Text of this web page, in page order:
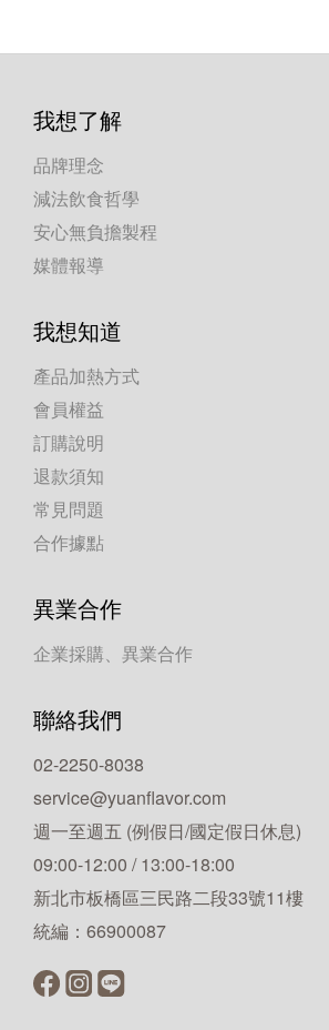
我想了解
品牌理念
減法飲食哲學
安心無負擔製程
媒體報導
我想知道
產品加熱方式
會員權益
訂購說明
退款須知
常見問題
合作據點
異業合作
企業採購、異業合作
聯絡我們
02-2250-8038
service@yuanflavor.com
週一至週五 (例假日/國定假日休息)
09:00-12:00 / 13:00-18:00
新北市板橋區三民路二段33號11樓
統編：66900087